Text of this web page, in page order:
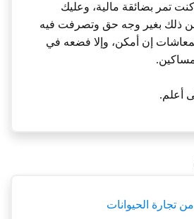
تمر بضائقة مالية، وعليك
ذلك بغير وجه حق وتصرفت فيه
إن أمكن، وإلا فضعه في
أعلم.
تجارة الحيوانات